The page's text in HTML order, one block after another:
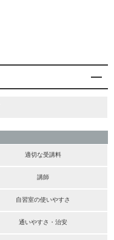
適切な受講料
講師
自習室の使いやすさ
通いやすさ・治安